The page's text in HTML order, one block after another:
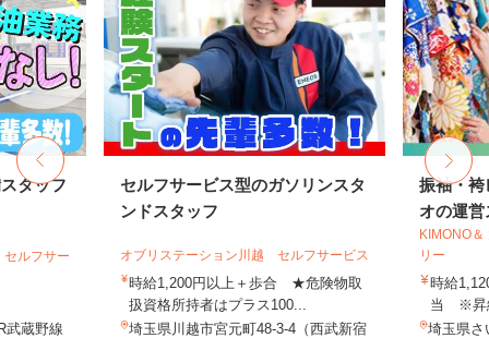
タッフ
ルフサー
武蔵野線
セルフサービス型のガソリンスタ
ンドスタッフ
オブリステーション川越 セルフサービス
時給1,200円以上＋歩合 ★危険物取
扱資格所持者はプラス100...
埼玉県川越市宮元町48-3-4（西武新宿
振袖・袴
オの運営
KIMONO
リー
時給
当 ※昇
埼玉県さ